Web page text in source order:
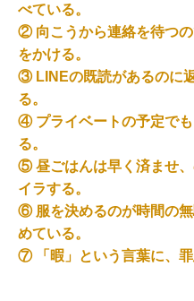
べている。
② 向こうから連絡を待つ
をかける。
③ LINEの既読があるのに
る。
④ プライベートの予定で
る。
⑤ 昼ごはんは早く済ませ
イラする。
⑥ 服を決めるのが時間の
めている。
⑦ 「暇」という言葉に、罪